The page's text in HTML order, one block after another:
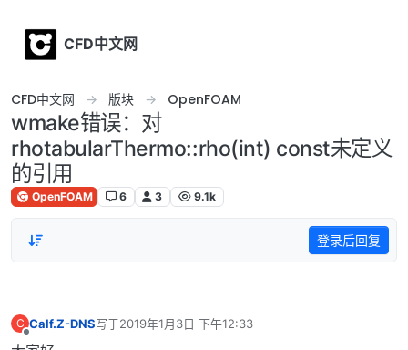
CFD中文网
CFD中文网 版块 OpenFOAM
wmake错误：对
rhotabularThermo::rho(int) const未定义
的引用
OpenFOAM 6 3 9.1k
登录后回复
C
离线
Calf.Z-DNS写于2019年1月3日 下午12:33
最后由 编辑